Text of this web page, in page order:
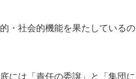
・社会的機能を果たしているの
には「責任の委譲」と「集団に